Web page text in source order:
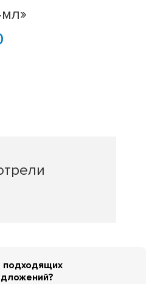
подходящих